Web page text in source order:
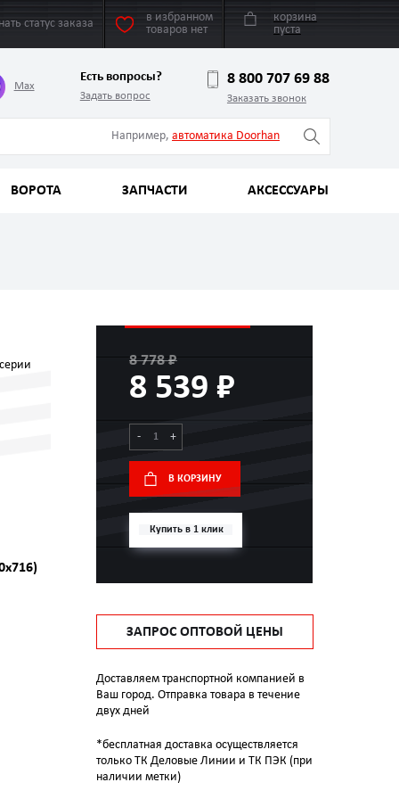
статус заказа
в избранном
товаров нет
корзина
пуста
Max
Есть вопросы?
Задать вопрос
8 800 707 69 88
Заказать звонок
Например, автоматика Doorhan
ВОРОТА ЗАПЧАСТИ АКСЕССУАРЫ
8 778 ₽
8 539 ₽
- +
В КОРЗИНУ
Купить в 1 клик
ЗАПРОС ОПТОВОЙ ЦЕНЫ
Доставляем транспортной компанией в
Ваш город. Отправка товара в течение
двух дней
*бесплатная доставка осуществляется
только ТК Деловые Линии и ТК ПЭК (при
наличии метки)